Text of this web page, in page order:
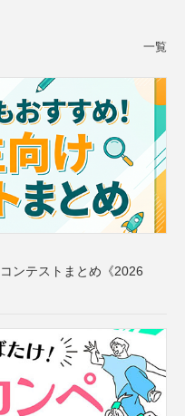
一覧
ンテストまとめ《2026